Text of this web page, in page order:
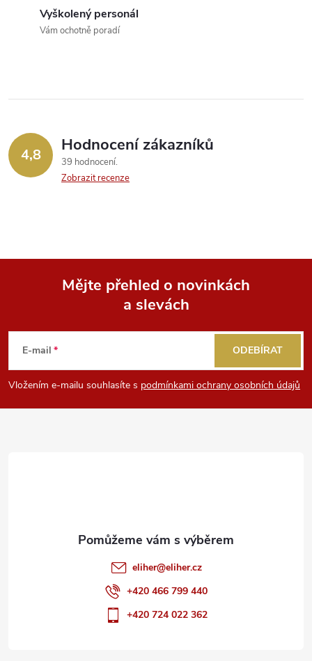
ý
p
u
Vyškolený personál
Vám ochotně poradí
4,8 Hodnocení zákazníků
39 hodnocení
Zobrazit recenze
p
Mějte přehled o novinkách
a slevách
E-mail
Vložením e-mailu souhlasíte s podmínkami ochrany osobních údajů
ODEBÍRAT
eliher@eliher.cz
+420 466 799 440
+420 724 022 362